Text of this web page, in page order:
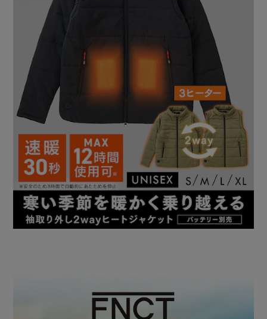
◆ 水洗いできて清潔
カーボンナノチューブの取り外しは必要ありません。
◆ 圧倒的速暖性能“30秒であたたかい”
発熱ヒーターが身体の芯まであたためる。
HEAT WEARの即暖ヒーターです。
◆ 細かな温度コントロールが可能“4段階温度調節”
外気の変化に合わせて4段階で温度調節。
屋外でも室内でも快適に使えます。
ボタンは右脇で手が届きやすく、調節もラク！
中の丸のところが光ります。
使用時間は約4～12時間時間（バッテリー容量10000mAhの
場合）。
・レベル4（赤／高温）：約4時間
・レベル3（紫）：約5時間
・レベル2（緑）：約7時間